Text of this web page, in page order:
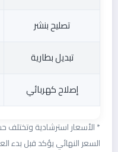
تصليح بنشر
تبديل بطارية
إصلاح كهربائي
* الأسعار استرشادية وتختلف
السعر النهائي يؤكد قبل بدء